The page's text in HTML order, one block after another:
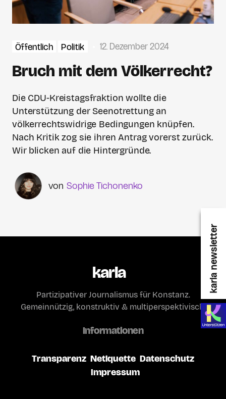
karla newsletter
Öffentlich Politik 12. Dezember 2024
Bruch mit dem Völkerrecht?
Die CDU-Kreistagsfraktion wollte die
Unterstützung der Seenotrettung an
völkerrechtswidrige Bedingungen knüpfen.
Nach Kritik zog sie ihren Antrag vorerst zurück.
Wir blicken auf die Hintergründe.
Sophie Tichonenko
karla
Partizipativer Journalismus für Konstanz.
Gemeinnützig, konstruktiv & multiperspektivisch.
Informationen
Transparenz Netiquette Datenschutz
Impressum